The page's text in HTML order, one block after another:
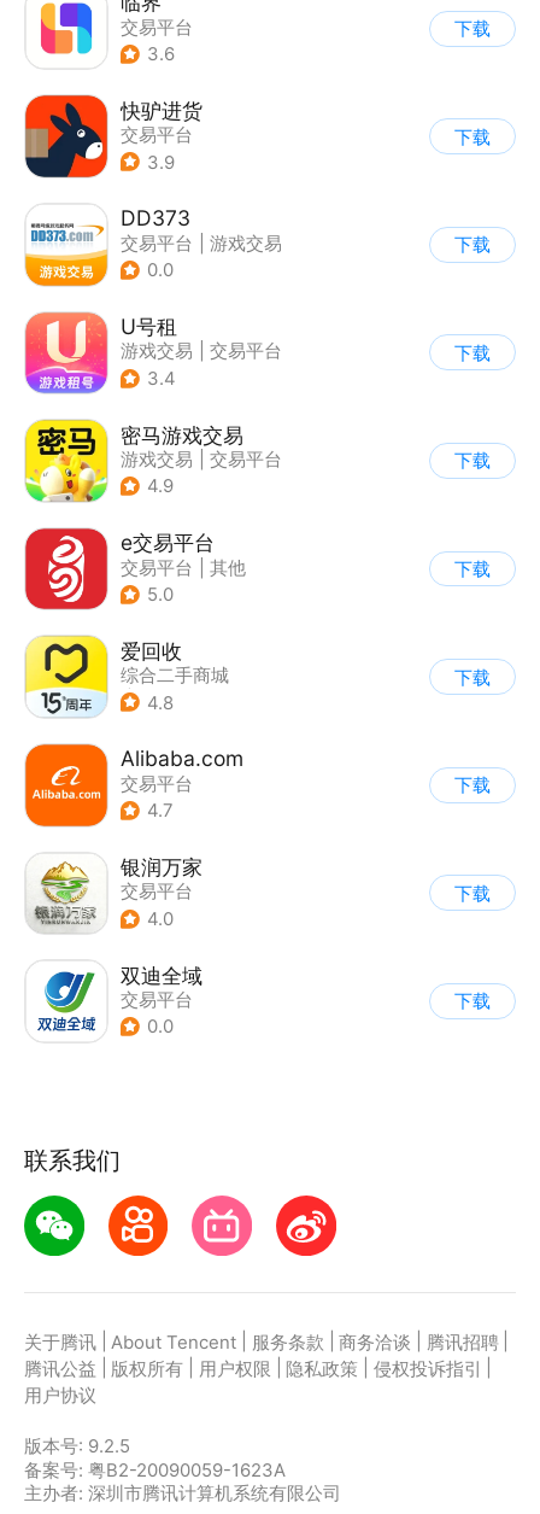
交易平台
3.6
下载
快驴进货
交易平台
3.9
下载
DD373
交易平台
游戏交易
0.0
下载
U号租
游戏交易
交易平台
3.4
下载
密马游戏交易
游戏交易
交易平台
4.9
下载
e交易平台
交易平台
其他
5.0
下载
爱回收
综合二手商城
| 交易平台
4.8
下载
Alibaba.com
交易平台
4.7
下载
银润万家
交易平台
4.0
下载
双迪全域
交易平台
0.0
下载
联系我们
关于腾讯 About Tencent 服务条款 商务洽谈 腾讯招聘
腾讯公益
版权所有 用户权限 隐私政策 侵权投诉指引
用户协议
版本号: 9.2.5
备案号: 粤B2-20090059-1623A
主办者: 深圳市腾讯计算机系统有限公司